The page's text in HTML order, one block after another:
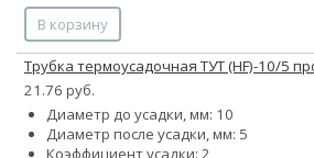
В корзину
Трубка термоусадочная ТУТ (HF)-10/5
21.76 руб.
Диаметр до усадки, мм: 10
Диаметр после усадки, мм: 5
Коэффициент усадки: 2